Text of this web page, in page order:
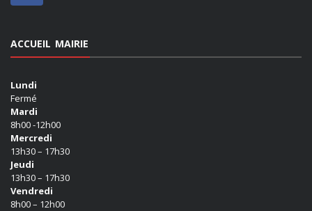
ACCUEIL MAIRIE
Lundi
Fermé
Mardi
8h00 -12h00
Mercredi
13h30 – 17h30
Jeudi
13h30 – 17h30
Vendredi
8h00 – 12h00